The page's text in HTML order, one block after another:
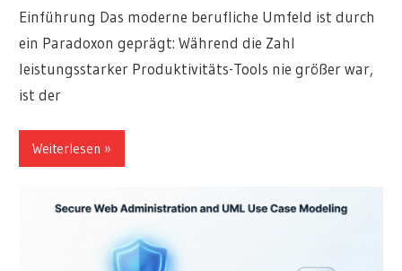
Einführung Das moderne berufliche Umfeld ist durch
ein Paradoxon geprägt: Während die Zahl
leistungsstarker Produktivitäts-Tools nie größer war,
ist der
Weiterlesen